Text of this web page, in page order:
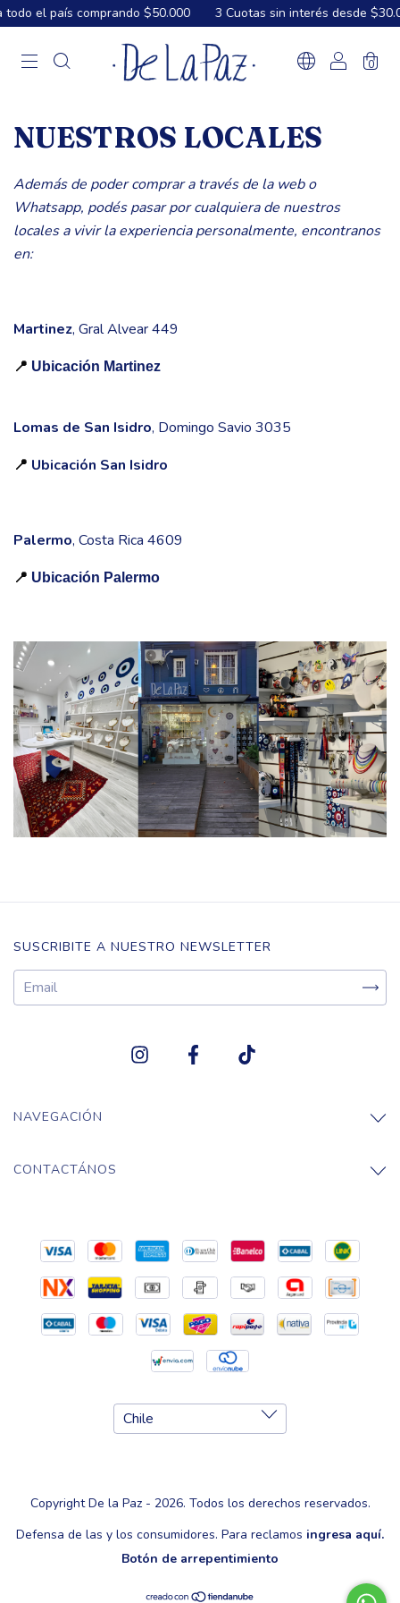
el país comprando $50.000 3 Cuotas sin interés desde
0
NUESTROS LOCALES
Además de poder comprar a través de la web o
Whatsapp, podés pasar por cualquiera de nuestros
locales a vivir la experiencia personalmente, encontranos
en:
Martinez, Gral Alvear 449
📍 Ubicación Martinez
Lomas de San Isidro, Domingo Savio 3035
📍 Ubicación San Isidro
Palermo, Costa Rica 4609
📍 Ubicación Palermo
SUSCRIBITE A NUESTRO NEWSLETTER
NAVEGACIÓN
CONTACTÁNOS
Copyright De la Paz - 2026. Todos los derechos reservados.
Defensa de las y los consumidores. Para reclamos ingresa aquí.
Botón de arrepentimiento